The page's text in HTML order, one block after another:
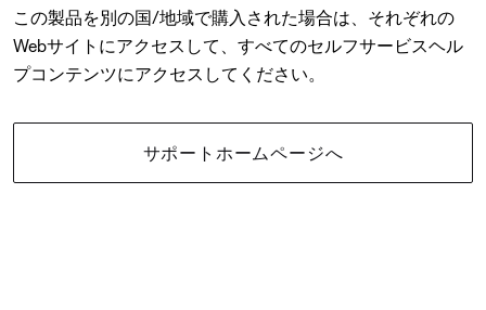
この製品を別の国/地域で購入された場合は、それぞれの
Webサイトにアクセスして、すべてのセルフサービスヘル
プコンテンツにアクセスしてください。
サポートホームページへ